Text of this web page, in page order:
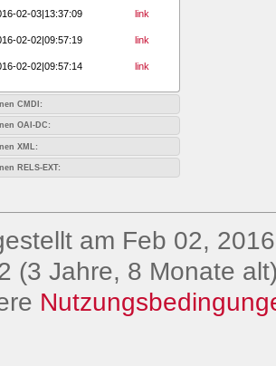
02-03|13:37:09 link
02-02|09:57:19 link
02-02|09:57:14 link
CMDI:
OAI-DC:
XML:
RELS-EXT:
am Feb 02,
(3 Jahre, 8 Monate